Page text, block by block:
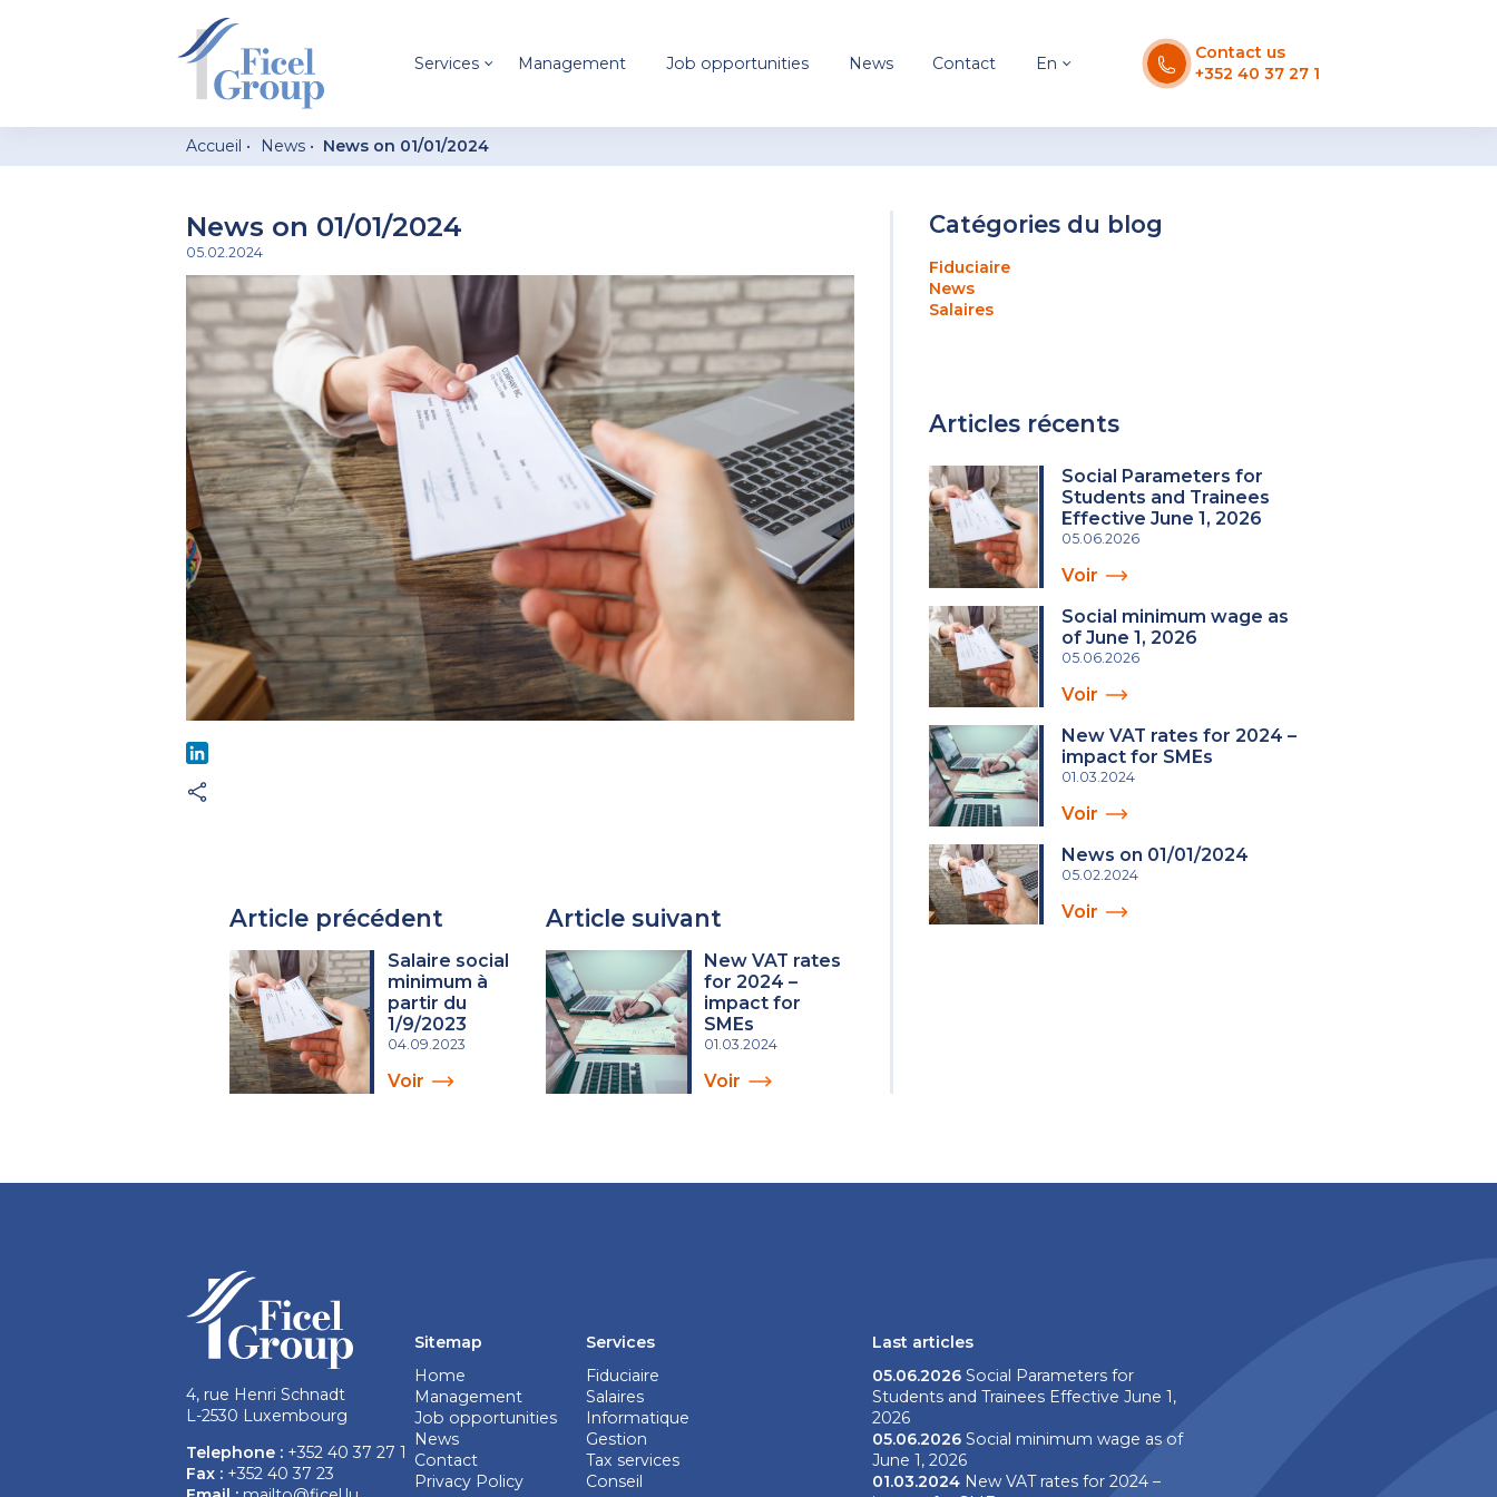
Services Management Job opportunities News Contact En
Contact us
+352 40 37 27 1
Accueil News News on 01/01/2024
News on 01/01/2024
05.02.2024
Article précédent
Salaire social
minimum à
partir du
1/9/2023
04.09.2023
Voir
Article suivant
New VAT rates
for 2024 –
impact for
SMEs
01.03.2024
Voir
Catégories du blog
Fiduciaire
News
Salaires
Articles récents
Social Parameters for
Students and Trainees
Effective June 1, 2026
05.06.2026
Voir
Social minimum wage as
of June 1, 2026
05.06.2026
Voir
New VAT rates for 2024 –
impact for SMEs
01.03.2024
Voir
News on 01/01/2024
05.02.2024
Voir
4, rue Henri Schnadt
L-2530 Luxembourg
Telephone : +352 40 37 27 1
Fax :+352 40 37 23
Last articles
05.06.2026Social Parameters for
Students and Trainees Effective June 1,
2026
05.06.2026Social minimum wage as of
June 1, 2026
01.03.2024New VAT rates for 2024 –
Sitemap
Home
Management
Job opportunities
News
Contact
Privacy Policy
Services
Fiduciaire
Salaires
Informatique
Gestion
Tax services
Conseil